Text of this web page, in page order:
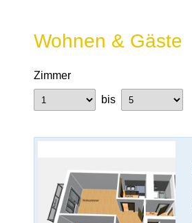
Wohnen & Gäste
Zimmer
bis